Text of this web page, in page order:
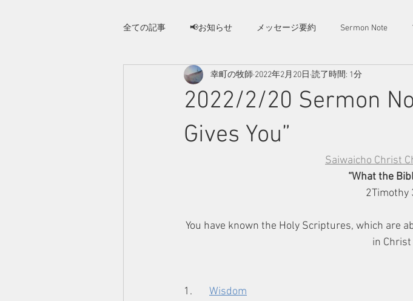
Saiwaicho
教会案内 お知らせ
全ての記事 📢お知らせ メッセージ要約 Sermon Note
さいわい人への手紙
2022/2/20 Sermon
Gives You”
幸町の牧師 2022年2月20日 読了時間: 1分
Saiwaicho Christ
“What the
2Timothy
You have known the Holy Scriptures, which are
in
1. Wisdom